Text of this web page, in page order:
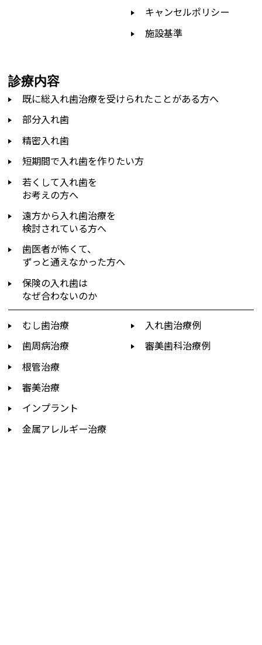
キャンセルポリシー
施設基準
診療内容
既に総入れ歯治療を受けられたことがある方へ
部分入れ歯
精密入れ歯
短期間で入れ歯を作りたい方
若くして入れ歯を
お考えの方へ
遠方から入れ歯治療を
検討されている方へ
歯医者が怖くて、
ずっと通えなかった方へ
保険の入れ歯は
なぜ合わないのか
むし歯治療
歯周病治療
根管治療
審美治療
インプラント
金属アレルギー治療
入れ歯治療例
審美歯科治療例